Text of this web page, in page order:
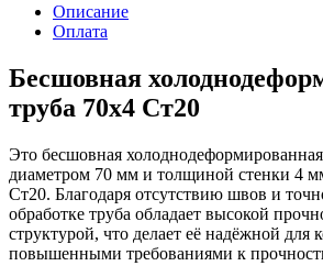
Описание
Оплата
Бесшовная
труба 70х4 Ст20
Это бесшовная холоднодеформированная
диаметром 70 мм и толщиной стенки 4
Ст20. Благодаря отсутствию швов и
обработке труба обладает высокой
структурой, что делает её надёжной для
повышенными требованиями к